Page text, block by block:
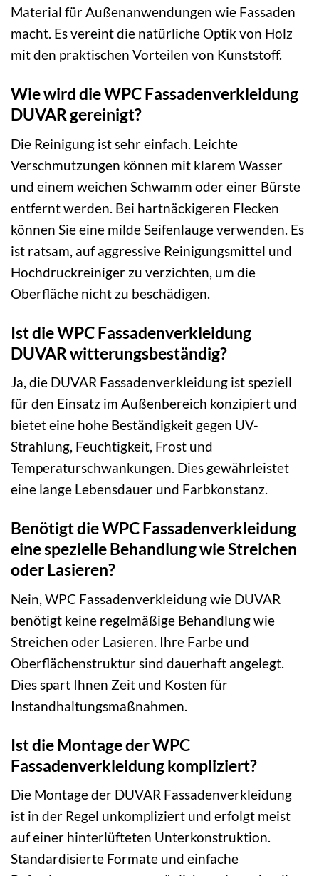
Material für Außenanwendungen wie Fassaden
macht. Es vereint die natürliche Optik von Holz
mit den praktischen Vorteilen von Kunststoff.
Wie wird die WPC Fassadenverkleidung
DUVAR gereinigt?
Die Reinigung ist sehr einfach. Leichte
Verschmutzungen können mit klarem Wasser
und einem weichen Schwamm oder einer Bürste
entfernt werden. Bei hartnäckigeren Flecken
können Sie eine milde Seifenlauge verwenden. Es
ist ratsam, auf aggressive Reinigungsmittel und
Hochdruckreiniger zu verzichten, um die
Oberfläche nicht zu beschädigen.
Ist die WPC Fassadenverkleidung
DUVAR witterungsbeständig?
Ja, die DUVAR Fassadenverkleidung ist speziell
für den Einsatz im Außenbereich konzipiert und
bietet eine hohe Beständigkeit gegen UV-
Strahlung, Feuchtigkeit, Frost und
Temperaturschwankungen. Dies gewährleistet
eine lange Lebensdauer und Farbkonstanz.
Benötigt die WPC Fassadenverkleidung
eine spezielle Behandlung wie Streichen
oder Lasieren?
Nein, WPC Fassadenverkleidung wie DUVAR
benötigt keine regelmäßige Behandlung wie
Streichen oder Lasieren. Ihre Farbe und
Oberflächenstruktur sind dauerhaft angelegt.
Dies spart Ihnen Zeit und Kosten für
Instandhaltungsmaßnahmen.
Ist die Montage der WPC
Fassadenverkleidung kompliziert?
Die Montage der DUVAR Fassadenverkleidung
ist in der Regel unkompliziert und erfolgt meist
auf einer hinterlüfteten Unterkonstruktion.
Standardisierte Formate und einfache